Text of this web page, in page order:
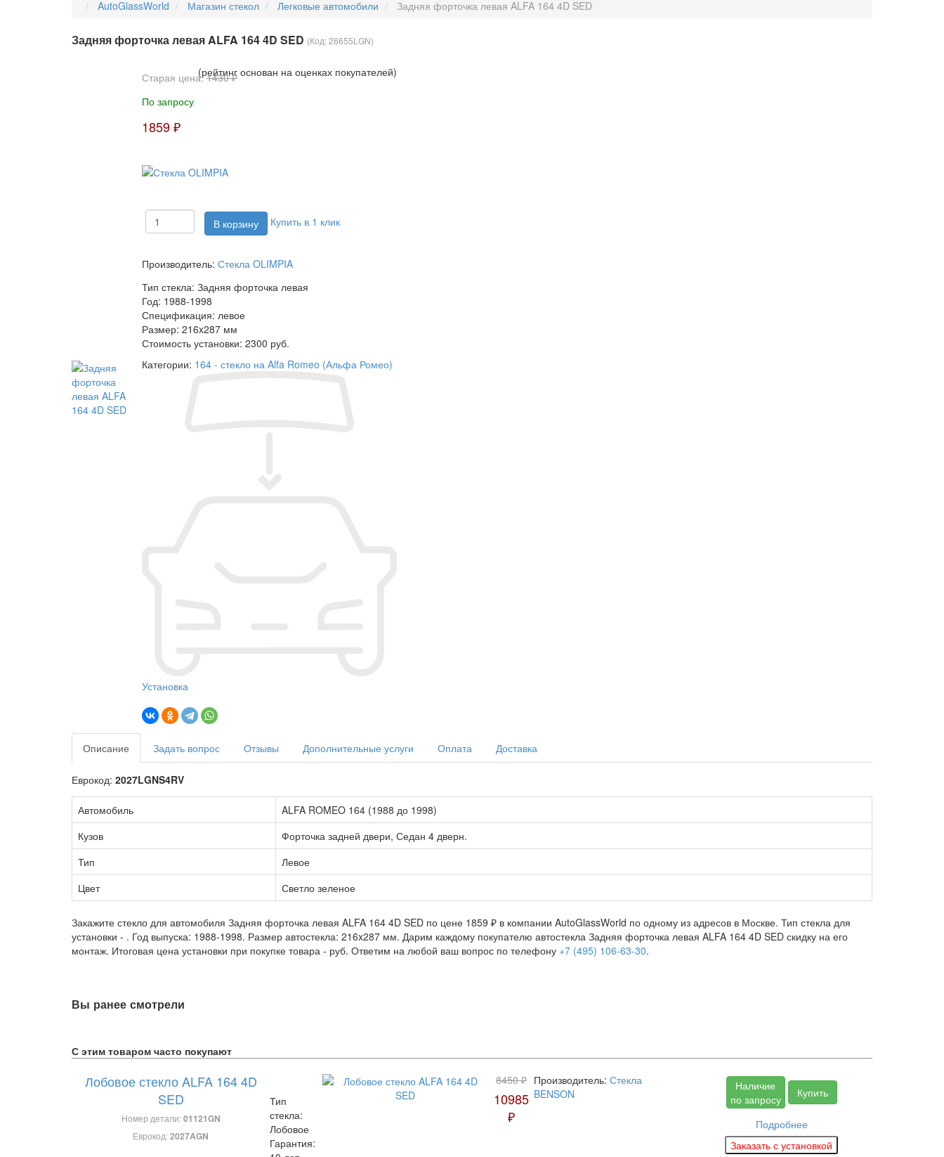
AutoGlassWorld Магазин стекол Легковые автомобили Задняя форточка левая ALFA 164 4D SED
Задняя форточка левая ALFA 164 4D SED (Код:26655LGN)
(рейтинг основан на оценках покупателей)
Старая цена:1430 ₽
По запросу
1859 ₽
Купить в 1 клик
Производитель: Стекла OLIMPIA
Тип стекла: Задняя форточка левая
Год: 1988-1998
Спецификация: левое
Размер: 216x287 мм
Стоимость установки: 2300 руб.
Категории: 164 - стекло на Alfa Romeo (Альфа Ромео)
Установка
Описание Задать вопрос Отзывы Дополнительные услуги Оплата Доставка
Еврокод: 2027LGNS4RV
Автомобиль
ALFA ROMEO 164 (1988 до 1998)
Кузов
Форточка задней двери, Седан 4 дверн.
Тип
Левое
Цвет
Светло зеленое
Закажите стекло для автомобиля Задняя форточка левая ALFA 164 4D SED по цене 1859 ₽ в компании AutoGlassWorld по одному из адресов в Москве. Тип стекла для
установки - . Год выпуска: 1988-1998. Размер автостекла: 216x287 мм. Дарим каждому покупателю автостекла Задняя форточка левая ALFA 164 4D SED скидку на его
монтаж. Итоговая цена установки при покупке товара - руб. Ответим на любой ваш вопрос по телефону +7 (495) 106-63-30.
Вы ранее смотрели
С этим товаром часто покупают
Лобовое стекло ALFA 164 4D
SED
Номер детали:01121GN
Еврокод:2027AGN
Тип
стекла:
Лобовое
Гарантия:
8450 ₽
10985
₽
Производитель: Стекла
BENSON
Наличие
по запросу
Купить
Подробнее